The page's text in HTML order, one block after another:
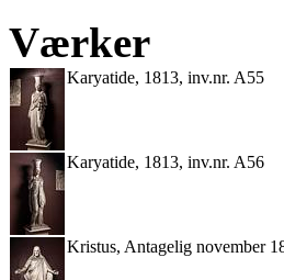
Værker
Karyatide, 1813, inv.nr. A55
Karyatide, 1813, inv.nr. A56
Kristus, Antagelig november